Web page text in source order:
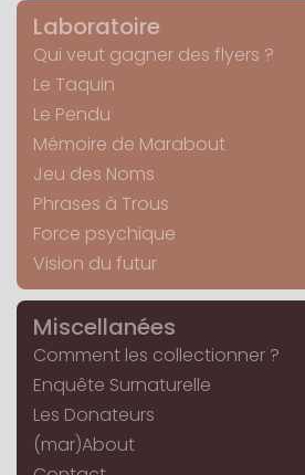
Laboratoire
Qui veut gagner des flyers ?
Le Taquin
Le Pendu
Mémoire de Marabout
Jeu des Noms
Phrases à Trous
Force psychique
Vision du futur
Miscellanées
Comment les collectionner ?
Enquête Surnaturelle
Les Donateurs
(mar)About